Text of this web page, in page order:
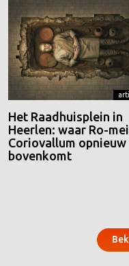
Het Raadhuisplein in
Heerlen: waar Ro-
Coriovallum opnieuw
bovenkomt